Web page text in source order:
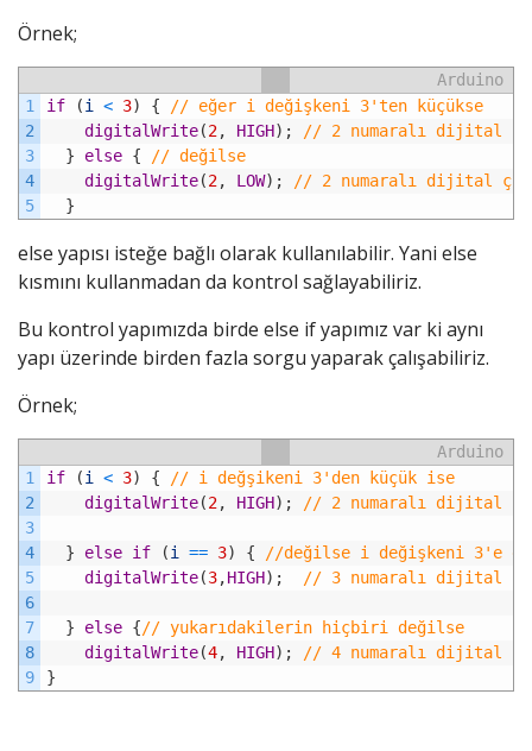
Örnek;
Arduino
1
2
3
4
5
if (i < 3) {
// eğer i değişkeni 3'ten küçükse
digitalWrite(2, HIGH) ;
// 2 numaralı dijital
}
else {
// değilse
digitalWrite(2, LOW) ;
// 2 numaralı dijital
}
else yapısı isteğe bağlı olarak kullanılabilir. Yani else
kısmını kullanmadan da kontrol sağlayabiliriz.
Bu kontrol yapımızda birde else if yapımız var ki aynı
yapı üzerinde birden fazla sorgu yaparak çalışabiliriz.
Örnek;
Arduino
1
2
3
4
5
6
7
8
9
if (i < 3) {
// i değşikeni 3'den küçük ise
digitalWrite(2, HIGH) ; // 2 numaralı dijital
} else if (i == 3) {
//değilse i değişkeni 3'e
digitalWrite(3,HIGH) ; // 3 numaralı dijital
} else {// yukarıdakilerin hiçbiri değilse
digitalWrite(4, HIGH) ;
// 4 numaralı dijital
}